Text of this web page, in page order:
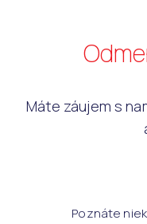
Máte záujem s
Poznáte